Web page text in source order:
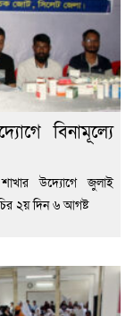
বিনামূল্যে
উদ্যোগে জুলাই
২য় দিন ৬ আগষ্ট